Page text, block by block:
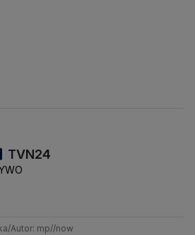
TVN24
Autor: mp//now